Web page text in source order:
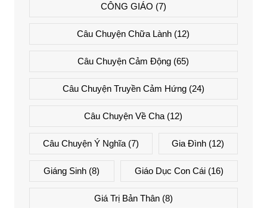
CÔNG GIÁO (7)
Câu Chuyện Chữa Lành (12)
Câu Chuyện Cảm Động (65)
Câu Chuyện Truyền Cảm Hứng(24)
Câu Chuyện Về Cha (12)
Câu Chuyện Ý Nghĩa(7) Gia Đình (12)
Giáng Sinh (8) Giáo Dục Con Cái(16)
Giá Trị Bản Thân(8)